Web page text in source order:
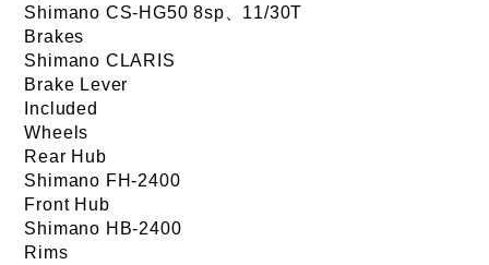
Shimano CS-HG50 8sp、11/30T
Brakes
Shimano CLARIS
Brake Lever
Included
Wheels
Rear Hub
Shimano FH-2400
Front Hub
Shimano HB-2400
Rims